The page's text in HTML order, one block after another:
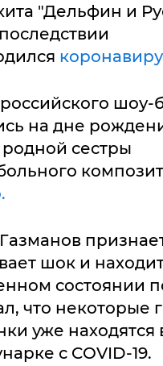
"Дельфин и
шоу-
на дне
родной сестры
шок и
состоянии
что некоторые
уже находятся
с COVID-19.